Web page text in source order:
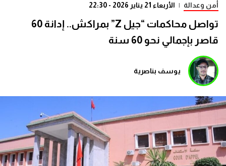
أمن وعدالة | الأربعاء 21 يناير 2026 - 22:30
تواصل محاكمات “جيل Z” بمراكش.. إدانة 60
قاصر بإجمالي نحو 60 سنة
يوسف بناصرية